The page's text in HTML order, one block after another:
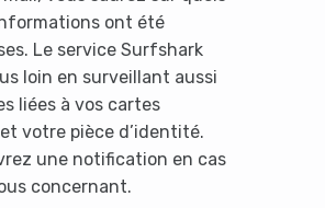
ont été
Le service Surfshark
loin en surveillant aussi
liées à vos cartes
votre pièce d’identité.
une notification en cas
concernant.